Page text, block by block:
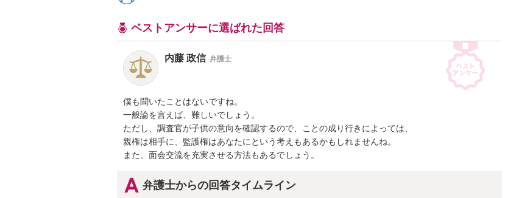
ベストアンサーに選ばれた回答
内藤 政信 弁護士
僕も聞いたことはないですね。
一般論を言えば、難しいでしょう。
ただし、調査官が子供の意向を確認するので、ことの成り行きによっては、
親権は相手に、監護権はあなたにという考えもあるかもしれませんね。
また、面会交流を充実させる方法もあるでしょう。
弁護士からの回答タイムライン